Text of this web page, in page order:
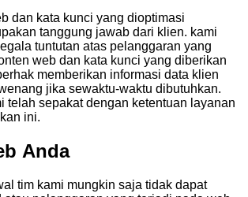
dan kata kunci yang dioptimasi
tanggung jawab dari klien. kami
tuntutan atas pelanggaran yang
web dan kata kunci yang diberikan
memberikan informasi data klien
jika sewaktu-waktu dibutuhkan.
telah sepakat dengan ketentuan layanan
ini.
Anda
tim kami mungkin saja tidak dapat